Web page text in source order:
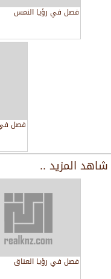
فصل في رؤيا النمس
فصل في
شاهد المزيد ..
فصل في رؤيا العناق